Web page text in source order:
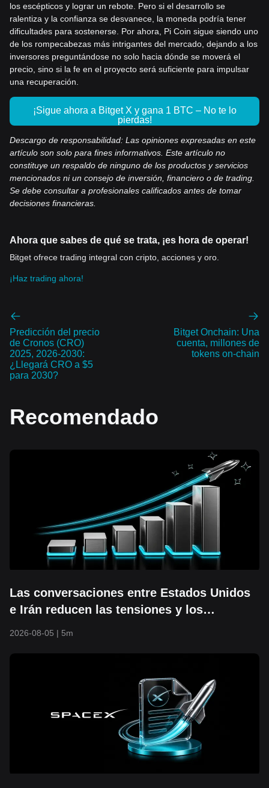
los escépticos y lograr un rebote. Pero si el desarrollo se
ralentiza y la confianza se desvanece, la moneda podría tener
dificultades para sostenerse. Por ahora, Pi Coin sigue siendo uno
de los rompecabezas más intrigantes del mercado, dejando a los
inversores preguntándose no solo hacia dónde se moverá el
precio, sino si la fe en el proyecto será suficiente para impulsar
una recuperación.
¡Sigue ahora a Bitget X y gana 1 BTC – No te lo
pierdas!
Descargo de responsabilidad: Las opiniones expresadas en este
artículo son solo para fines informativos. Este artículo no
constituye un respaldo de ninguno de los productos y servicios
mencionados ni un consejo de inversión, financiero o de trading.
Se debe consultar a profesionales calificados antes de tomar
decisiones financieras.
Ahora que sabes de qué se trata, ¡es hora de operar!
Bitget ofrece trading integral con cripto, acciones y oro.
¡Haz trading ahora!
Predicción del precio
de Cronos (CRO)
2025, 2026-2030:
¿Llegará CRO a $5
para 2030?
Bitget Onchain: Una
cuenta, millones de
tokens on-chain
Recomendado
Las conversaciones entre Estados Unidos
e Irán reducen las tensiones y los
2026-08-05 | 5m